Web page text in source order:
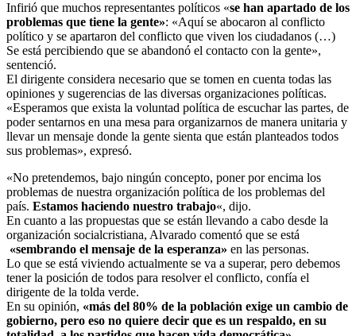
Infirió que muchos representantes políticos «se han apartado de los
problemas que tiene la gente»: «Aquí se abocaron al conflicto
político y se apartaron del conflicto que viven los ciudadanos (…)
Se está percibiendo que se abandonó el contacto con la gente»,
sentenció.
El dirigente considera necesario que se tomen en cuenta todas las
opiniones y sugerencias de las diversas organizaciones políticas.
«Esperamos que exista la voluntad política de escuchar las partes, de
poder sentarnos en una mesa para organizarnos de manera unitaria y
llevar un mensaje donde la gente sienta que están planteados todos
sus problemas», expresó.
«No pretendemos, bajo ningún concepto, poner por encima los
problemas de nuestra organización política de los problemas del
país. Estamos haciendo nuestro trabajo«, dijo.
En cuanto a las propuestas que se están llevando a cabo desde la
organización socialcristiana, Alvarado comentó que se está
«sembrando el mensaje de la esperanza» en las personas.
Lo que se está viviendo actualmente se va a superar, pero debemos
tener la posición de todos para resolver el conflicto, confía el
dirigente de la tolda verde.
En su opinión, «más del 80% de la población exige un cambio de
gobierno, pero eso no quiere decir que es un respaldo, en su